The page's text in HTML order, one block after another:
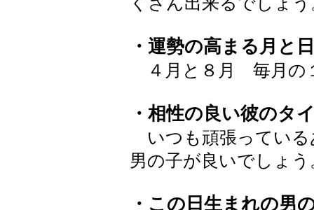
・運勢の高まる月と
４月と８月 毎月の
・相性の良い彼のタ
いつも頑張っている
男の子が良いでしょう
・この日生まれの男